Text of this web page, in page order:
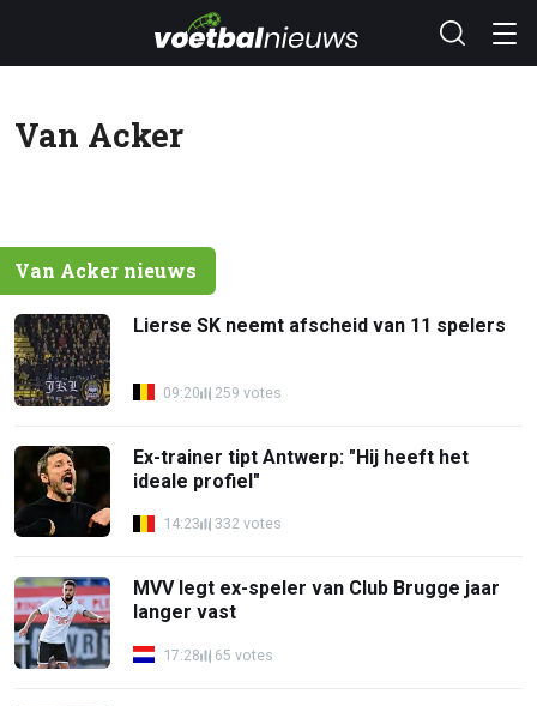
Van Acker
Van Acker nieuws
Lierse SK neemt afscheid van 11 spelers
09:20 259 votes
Ex-trainer tipt Antwerp: "Hij heeft het
ideale profiel"
14:23 332 votes
MVV legt ex-speler van Club Brugge jaar
langer vast
17:28 65 votes